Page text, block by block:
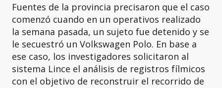
Fuentes de la provincia precisaron que el caso
comenzó cuando en un operativos realizado
la semana pasada, un sujeto fue detenido y se
le secuestró un Volkswagen Polo. En base a
ese caso, los investigadores solicitaron al
sistema Lince el análisis de registros fílmicos
con el objetivo de reconstruir el recorrido de